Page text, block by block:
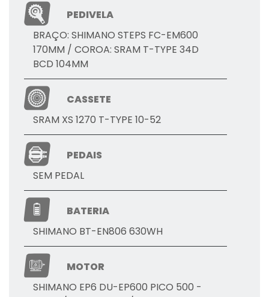
PEDIVELA
BRAÇO: SHIMANO STEPS FC-EM600
170MM / COROA: SRAM T-TYPE 34D
BCD 104MM
CASSETE
SRAM XS 1270 T-TYPE 10-52
PEDAIS
SEM PEDAL
BATERIA
SHIMANO BT-EN806 630WH
MOTOR
SHIMANO EP6 DU-EP600 PICO 500 -